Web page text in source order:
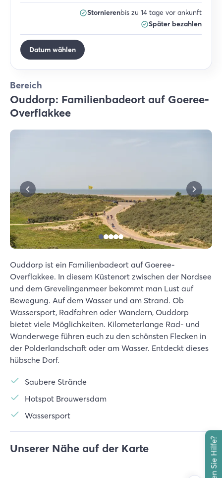
Stornierenbis zu 14 tage vor ankunft
Später bezahlen
Datum wählen
Bereich
Ouddorp: Familienbadeort auf Goeree-
Overflakkee
Ouddorp ist ein Familienbadeort auf Goeree-
Overflakkee. In diesem Küstenort zwischen der Nordsee
und dem Grevelingenmeer bekommt man Lust auf
Bewegung. Auf dem Wasser und am Strand. Ob
Wassersport, Radfahren oder Wandern, Ouddorp
bietet viele Möglichkeiten. Kilometerlange Rad- und
Wanderwege führen euch zu den schönsten Flecken in
der Polderlandschaft oder am Wasser. Entdeckt dieses
hübsche Dorf.
Saubere Strände
Hotspot Brouwersdam
Wassersport
Unserer Nähe auf der Karte